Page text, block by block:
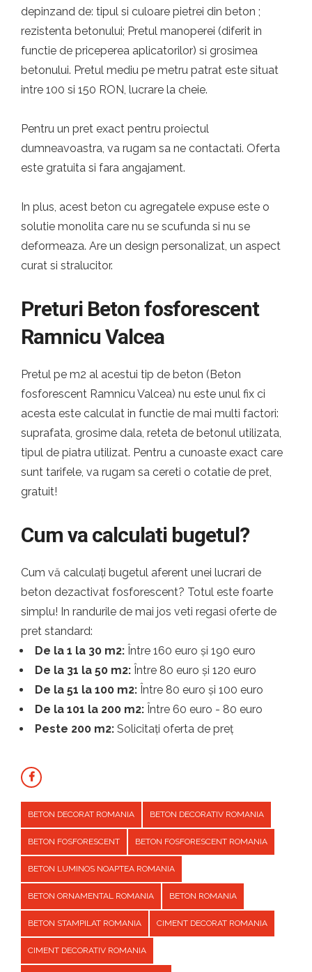
depinzand de: tipul si culoare pietrei din beton ;
rezistenta betonului; Pretul manoperei (diferit in
functie de priceperea aplicatorilor) si grosimea
betonului. Pretul mediu pe metru patrat este situat
intre 100 si 150 RON, lucrare la cheie.
Pentru un pret exact pentru proiectul
dumneavoastra, va rugam sa ne contactati. Oferta
este gratuita si fara angajament.
In plus, acest beton cu agregatele expuse este o
solutie monolita care nu se scufunda si nu se
deformeaza. Are un design personalizat, un aspect
curat si stralucitor.
Preturi Beton fosforescent
Ramnicu Valcea
Pretul pe m2 al acestui tip de beton (Beton
fosforescent Ramnicu Valcea) nu este unul fix ci
acesta este calculat in functie de mai multi factori:
suprafata, grosime dala, reteta de betonul utilizata,
tipul de piatra utilizat. Pentru a cunoaste exact care
sunt tarifele, va rugam sa cereti o cotatie de pret,
gratuit!
Cum va calculati bugetul?
Cum vă calculați bugetul aferent unei lucrari de
beton dezactivat fosforescent? Totul este foarte
simplu! In randurile de mai jos veti regasi oferte de
pret standard:
De la 1 la 30 m2: Între 160 euro și 190 euro
De la 31 la 50 m2: Între 80 euro și 120 euro
De la 51 la 100 m2: Între 80 euro și 100 euro
De la 101 la 200 m2: Între 60 euro - 80 euro
Peste 200 m2: Solicitați oferta de preț
BETON DECORAT ROMANIA BETON DECORATIV ROMANIA
BETON FOSFORESCENT BETON FOSFORESCENT ROMANIA
BETON LUMINOS NOAPTEA ROMANIA
BETON ORNAMENTAL ROMANIA BETON ROMANIA
BETON STAMPILAT ROMANIA CIMENT DECORAT ROMANIA
CIMENT DECORATIV ROMANIA